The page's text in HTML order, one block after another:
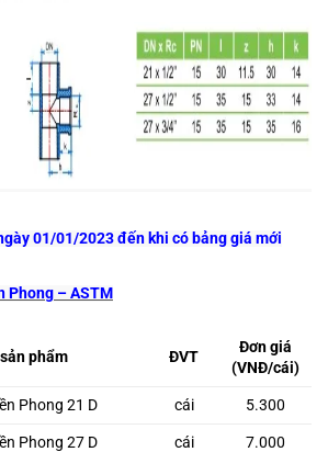
01/01/2023 đến khi có bảng giá mới
Phong – ASTM
phẩm ĐVT
Đơn giá
(VNĐ/cái)
Phong 21 D cái 5.300
Phong 27 D cái 7.000